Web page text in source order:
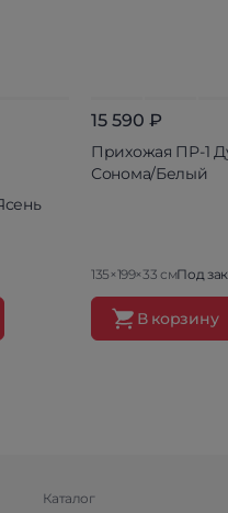
15 590 ₽
Прихожая ПР-1
Сонома/Белый
135×199×33 смПод
В корзину
Каталог